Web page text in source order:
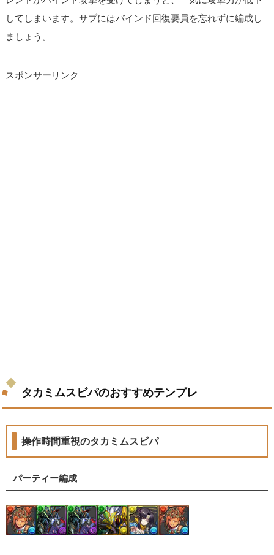
してしまいます。サブにはバインド回復要員を忘れずに編成し
ましょう。
スポンサーリンク
タカミムスビパのおすすめテンプレ
操作時間重視のタカミムスビパ
パーティー編成